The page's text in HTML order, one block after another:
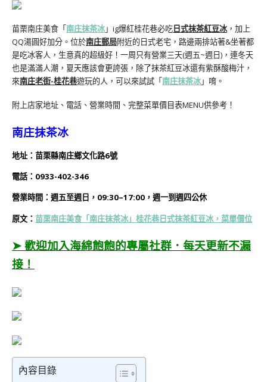
苗栗南庄美食「南庄抹茶冰」ig爆紅桂花巷必吃日式抹茶紅豆冰 ，加上
QQ湯圓好加分。位於南庄郵局附近的日式老宅，路邊兩排站著&坐著都
是吃冰客人，生意真的超級好！一周只有營業三天(週五~週日)，連冬天
也是滿滿人潮，夏天應該會更誇張，除了抹茶紅豆冰還有紫酥酸梅汁，
來南庄老街-桂花巷遊玩的人，可以來試試「南庄抹茶冰」唷。
附上店家地址、電話、營業時間、完整菜單價目表MENU供參考！
南庄抹茶冰
地址：苗栗縣南庄鄉文化路6號
電話： 0933-402-346
營業時間： 週五至週日，09:30–17:00，週一到週四公休
原文： 苗栗南庄美食「南庄抹茶冰」桂花巷日式抹茶紅豆冰，菜單價位
➤ 歡迎加入海綿飽飽的專屬社群．每天更新不漏
接！
內容目錄